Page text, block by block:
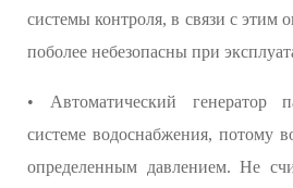
системы контроля, в связи с этим
поболее небезопасны при
• Автоматический генератор
системе водоснабжения, потому
определенным давлением. Не